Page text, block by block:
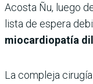
Acosta Ñu, luego
lista de espera
miocardiopatía
La compleja